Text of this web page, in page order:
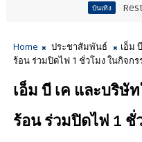
Restaurant War!!
Home ประชาสัมพันธ์
เอ็ม
ร้อน ร่วมปิดไฟ 1 ชั่วโมง ในกิจกร
เอ็ม บี เค และบริษั
ร้อน ร่วมปิดไฟ 1 ชั่